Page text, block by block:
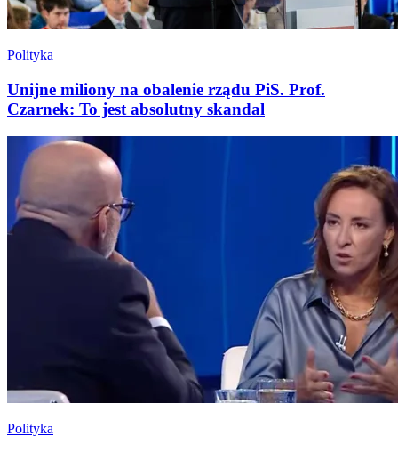
Polityka
Unijne miliony na obalenie rządu PiS. Prof.
Czarnek: To jest absolutny skandal
Polityka